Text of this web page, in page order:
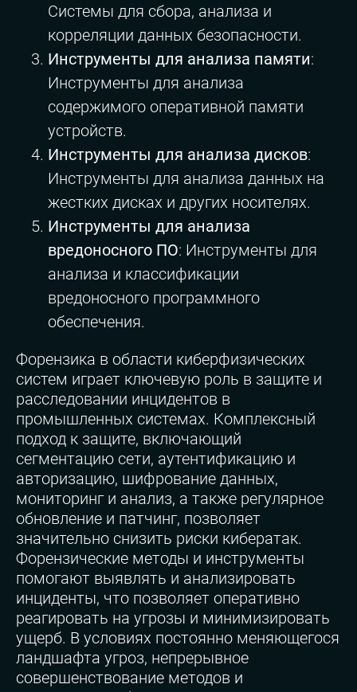
Системы для сбора, анализа и
корреляции данных безопасности.
Инструменты для анализа памяти:
Инструменты для анализа
содержимого оперативной памяти
устройств.
Инструменты для анализа дисков:
Инструменты для анализа данных на
жестких дисках и других носителях.
Инструменты для анализа
вредоносного ПО: Инструменты для
анализа и классификации
вредоносного программного
обеспечения.
Форензика в области киберфизических
систем играет ключевую роль в защите и
расследовании инцидентов в
промышленных системах. Комплексный
подход к защите, включающий
сегментацию сети, аутентификацию и
авторизацию, шифрование данных,
мониторинг и анализ, а также регулярное
обновление и патчинг, позволяет
значительно снизить риски кибератак.
Форензические методы и инструменты
помогают выявлять и анализировать
инциденты, что позволяет оперативно
реагировать на угрозы и минимизировать
ущерб. В условиях постоянно меняющегося
ландшафта угроз, непрерывное
совершенствование методов и